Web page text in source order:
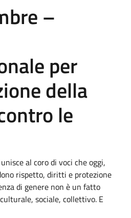
–
per
della
le
al coro di voci che oggi,
rispetto, diritti e protezione
di genere non è un fatto
sociale, collettivo. E